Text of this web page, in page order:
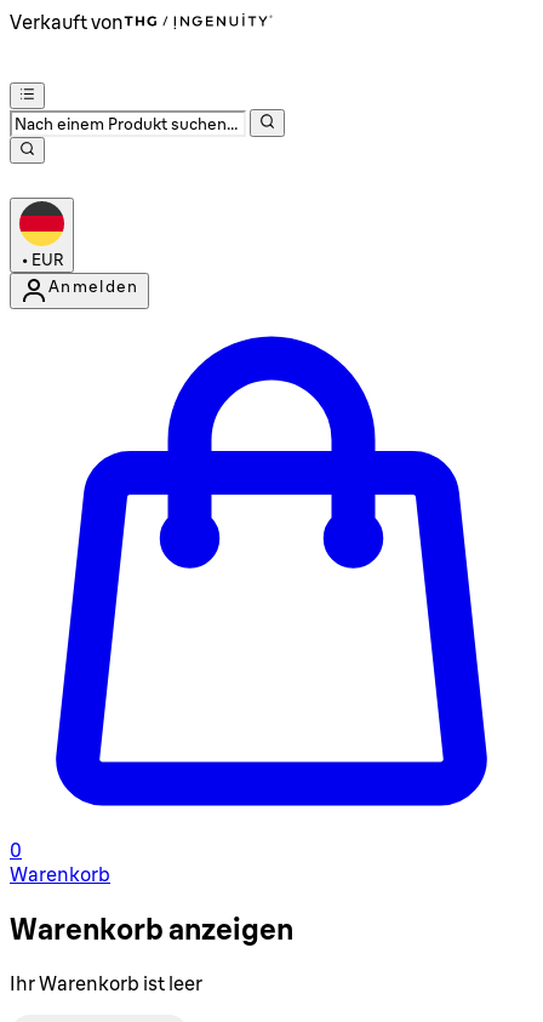
Verkauft von
• EUR
Anmelden
0
Warenkorb
Warenkorb anzeigen
Ihr Warenkorb ist leer